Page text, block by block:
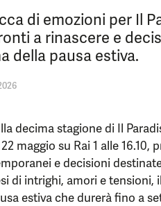
di emozioni per Il
a rinascere e
della pausa estiva.
decima stagione di Il
maggio su Rai 1 alle
e decisioni
di intrighi, amori e tensioni,
estiva che durerà fino a